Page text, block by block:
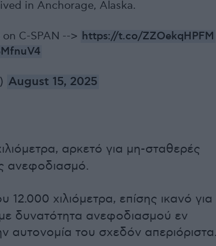
in Anchorage, Alaska.
C-SPAN --> https://t.co/ZZOekqHPFM
August 15, 2025
αρκετό για μη-σταθερές
ανεφοδιασμό.
12.000 χιλιόμετρα, επίσης ικανό για
δυνατότητα ανεφοδιασμού εν
αυτονομία του σχεδόν